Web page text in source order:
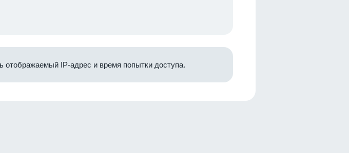
отображаемый IP-адрес и время попытки доступа.